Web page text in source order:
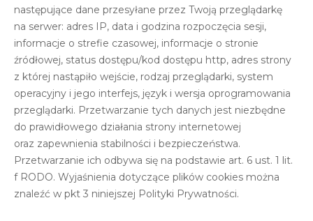
następujące dane przesyłane przez Twoją przeglądarkę
na serwer: adres IP, data i godzina rozpoczęcia sesji,
informacje o strefie czasowej, informacje o stronie
źródłowej, status dostępu/kod dostępu http, adres strony
z której nastąpiło wejście, rodzaj przeglądarki, system
operacyjny i jego interfejs, język i wersja oprogramowania
przeglądarki. Przetwarzanie tych danych jest niezbędne
do prawidłowego działania strony internetowej
oraz zapewnienia stabilności i bezpieczeństwa.
Przetwarzanie ich odbywa się na podstawie art. 6 ust. 1 lit.
f RODO. Wyjaśnienia dotyczące plików cookies można
znaleźć w pkt 3 niniejszej Polityki Prywatności.